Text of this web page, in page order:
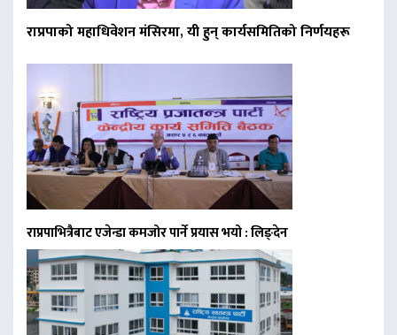
राप्रपाको महाधिवेशन मंसिरमा, यी हुन् कार्यसमितिको निर्णयहरू
राप्रपाभित्रैबाट एजेन्डा कमजोर पार्ने प्रयास भयो : लिङ्देन